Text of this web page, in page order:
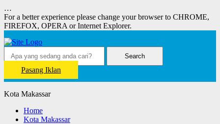
…
For a better experience please change your browser to CHROME,
FIREFOX, OPERA or Internet Explorer.
Search
Pasang Iklan
Kota Makassar
Home
Kota Makassar